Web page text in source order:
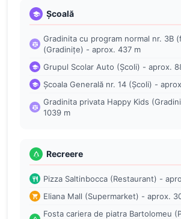
Școală
Gradinita cu program normal nr. 3B
(Gradinițe) - aprox. 437 m
Grupul Scolar Auto (Școli) - aprox.
Școala Generală nr. 14 (Școli) -
Gradinita privata Happy Kids
1039 m
Recreere
Pizza Saltinbocca (Restaurant) -
Eliana Mall (Supermarket) - aprox.
Fosta cariera de piatra Bartolomeu